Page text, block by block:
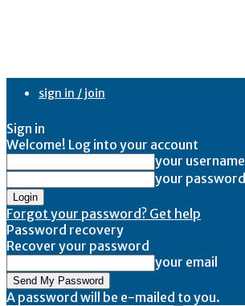
sign in / join
Sign in
Welcome! Log into your account
your username
your password
Forgot your password? Get help
Password recovery
Recover your password
your email
A password will be e-mailed to you.